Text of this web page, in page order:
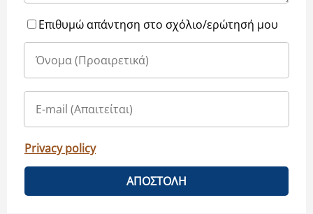
Επιθυμώ απάντηση στο σχόλιο/ερώτησή μου
Privacy policy
ΑΠΟΣΤΟΛΗ